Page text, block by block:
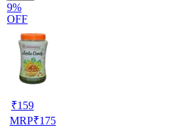
9%
OFF
₹159
MRP₹175